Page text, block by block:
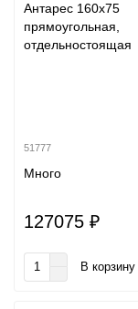
Антарес 160х75
прямоугольная,
отдельностоящая
51777
Много
127075 ₽
В корзину